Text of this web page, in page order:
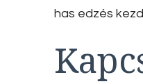
has edzés